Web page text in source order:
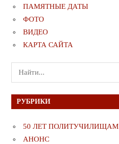
ПАМЯТНЫЕ ДАТЫ
ФОТО
ВИДЕО
КАРТА САЙТА
Поиск
для:
РУБРИКИ
50 ЛЕТ ПОЛИТУЧИЛИЩАМ
АНОНС